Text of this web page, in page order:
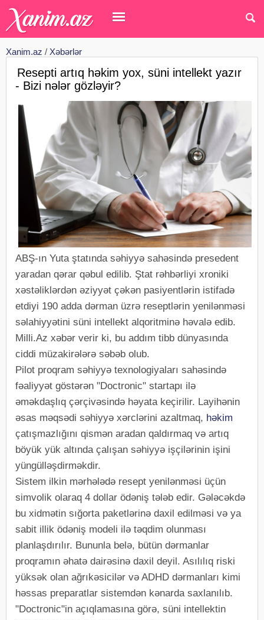
Xanim.az / Xəbərlər
Resepti artıq həkim yox, süni intellekt yazır
- Bizi nələr gözləyir?
ABŞ-ın Yuta ştatında səhiyyə sahəsində presedent
yaradan qərar qəbul edilib. Ştat rəhbərliyi xroniki
xəstəliklərdən əziyyət çəkən pasiyentlərin istifadə
etdiyi 190 adda dərman üzrə reseptlərin yenilənməsi
səlahiyyətini süni intellekt alqoritminə həvalə edib.
Milli.Az xəbər verir ki, bu addım tibb dünyasında
ciddi müzakirələrə səbəb olub.
Pilot proqram səhiyyə texnologiyaları sahəsində
fəaliyyət göstərən "Doctronic" startapı ilə
əməkdaşlıq çərçivəsində həyata keçirilir. Layihənin
əsas məqsədi səhiyyə xərclərini azaltmaq, həkim
çatışmazlığını qismən aradan qaldırmaq və artıq
böyük yük altında çalışan səhiyyə işçilərinin işini
yüngülləşdirməkdir.
Sistem ilkin mərhələdə resept yenilənməsi üçün
simvolik olaraq 4 dollar ödəniş tələb edir. Gələcəkdə
bu xidmətin sığorta paketlərinə daxil edilməsi və ya
sabit illik ödəniş modeli ilə təqdim olunması
planlaşdırılır. Bununla belə, bütün dərmanlar
proqramın əhatə dairəsinə daxil deyil. Asılılıq riski
yüksək olan ağrıkəsicilər və ADHD dərmanları kimi
həssas preparatlar sistemdən kənarda saxlanılıb.
"Doctronic"in açıqlamasına görə, süni intellektin